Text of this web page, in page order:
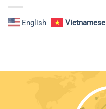
English Vietnamese